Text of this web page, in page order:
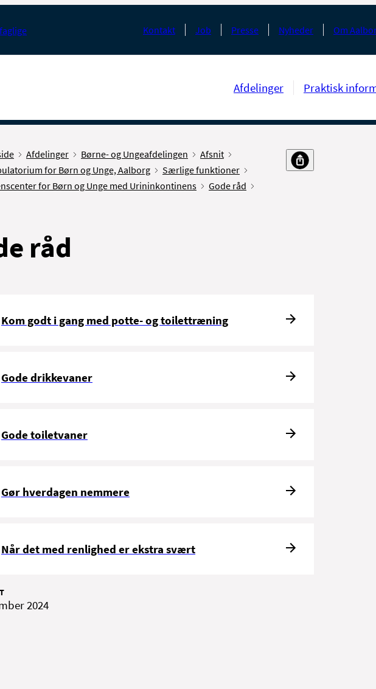
Kontakt Job Presse Nyheder Om
Afdelinger Praktisk
Afdelinger Børne- og Ungeafdelingen
Afsnit
for Børn og Unge, Aalborg
Særlige funktioner
for Børn og Unge med Urininkontinens
Gode råd
råd
Kom godt i gang med potte- og toilettræning
Gode drikkevaner
Gode toiletvaner
Gør hverdagen nemmere
Når det med renlighed er ekstra svært
2024